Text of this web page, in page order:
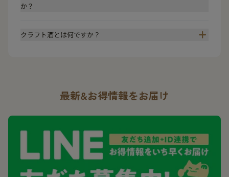
か？
クラフト酒とは何ですか？
最新&お得情報をお届け